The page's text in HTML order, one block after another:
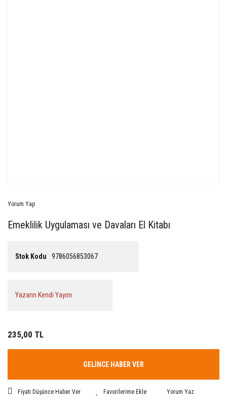
Yorum Yap
Emeklilik Uygulaması ve Davaları El Kitabı
Stok Kodu 9786056853067
Yazarın Kendi Yayını
235,00 TL
GELİNCE HABER VER
Fiyatı Düşünce Haber Ver Yorum Yaz